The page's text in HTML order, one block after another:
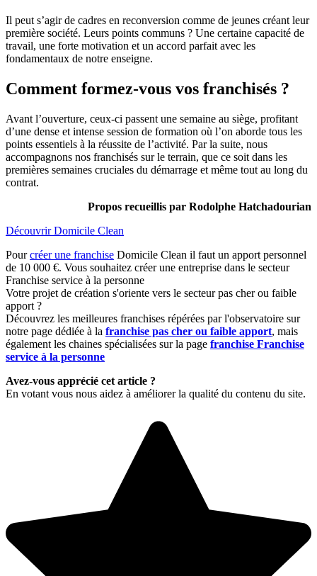
Il peut s’agir de cadres en reconversion comme de jeunes créant leur
première société. Leurs points communs ? Une certaine capacité de
travail, une forte motivation et un accord parfait avec les
fondamentaux de notre enseigne.
Comment formez-vous vos franchisés ?
Avant l’ouverture, ceux-ci passent une semaine au siège, profitant
d’une dense et intense session de formation où l’on aborde tous les
points essentiels à la réussite de l’activité. Par la suite, nous
accompagnons nos franchisés sur le terrain, que ce soit dans les
premières semaines cruciales du démarrage et même tout au long du
contrat.
Propos recueillis par Rodolphe Hatchadourian
Découvrir Domicile Clean
Pourcréer une franchise Domicile Clean il faut un apport personnel
de 10 000 €. Vous souhaitez créer une entreprise dans le secteur
Franchise service à la personne
Votre projet de création s'oriente vers le secteur pas cher ou faible
apport ?
Découvrez les meilleures franchises répérées par l'observatoire sur
notre page dédiée à la franchise pas cher ou faible apport, mais
également les chaines spécialisées sur la page franchise Franchise
service à la personne
Avez-vous apprécié cet article ?
En votant vous nous aidez à améliorer la qualité du contenu du site.